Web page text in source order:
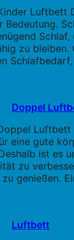
Luftbett
Bedeutung.
Schlaf,
zu bleiben.
Doppel
eine gute
ist es
zu
genießen.
Luftbett